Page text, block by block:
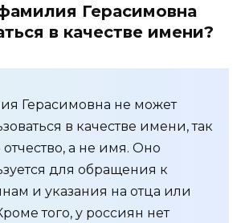
Герасимовна
в качестве имени?
Герасимовна не может
в качестве имени, так
отчество, а не имя. Оно
для обращения к
и указания на отца или
того, у россиян нет